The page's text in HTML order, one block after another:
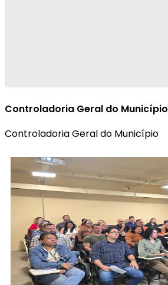
Controladoria Geral do Município
Controladoria Geral do Município